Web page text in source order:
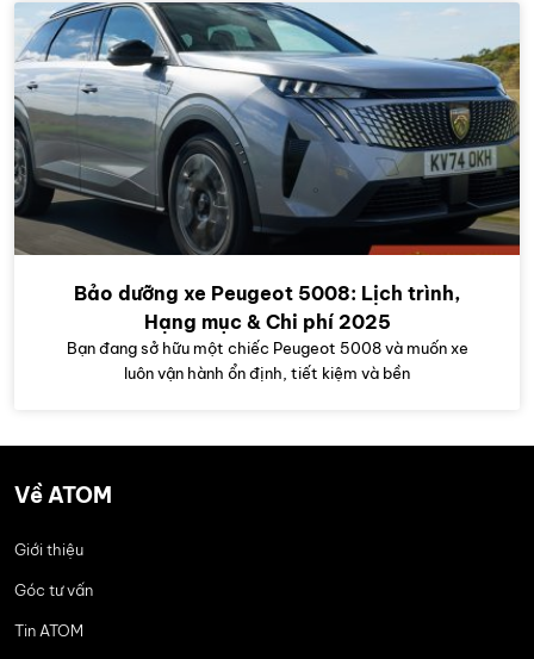
Bảo dưỡng xe Peugeot 5008: Lịch trình,
Hạng mục & Chi phí 2025
Bạn đang sở hữu một chiếc Peugeot 5008 và muốn xe
luôn vận hành ổn định, tiết kiệm và bền
Về ATOM
Giới thiệu
Góc tư vấn
Tin ATOM